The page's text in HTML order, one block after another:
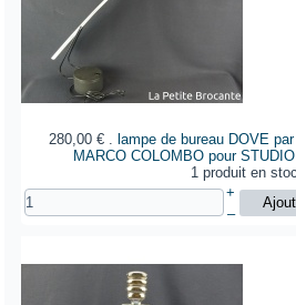
280,00 €
lampe de bureau DOVE
MARCO COLOMBO pour
1 produit en
+
–